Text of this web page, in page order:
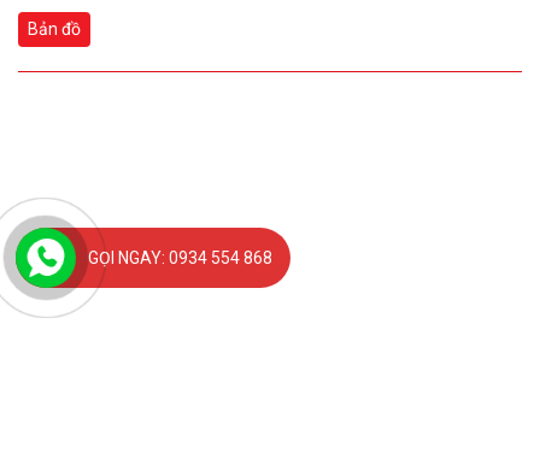
Bản đồ
GỌI NGAY: 0934 554 868